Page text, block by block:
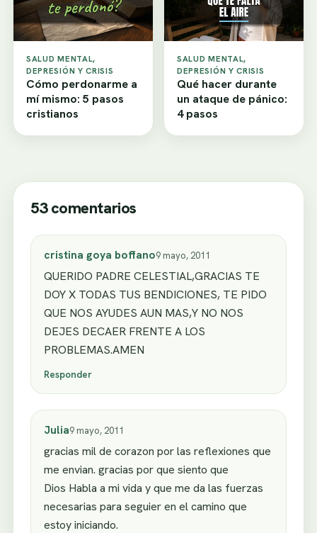
SALUD MENTAL,
DEPRESIÓN Y CRISIS
Cómo perdonarme a
mí mismo: 5 pasos
cristianos
SALUD MENTAL,
DEPRESIÓN Y CRISIS
Qué hacer durante
un ataque de pánico:
4 pasos
53 comentarios
cristina goya boffano9 mayo, 2011
QUERIDO PADRE CELESTIAL,GRACIAS TE
DOY X TODAS TUS BENDICIONES, TE PIDO
QUE NOS AYUDES AUN MAS,Y NO NOS
DEJES DECAER FRENTE A LOS
PROBLEMAS.AMEN
Responder
Julia9 mayo, 2011
gracias mil de corazon por las reflexiones que
me envian. gracias por que siento que
Dios Habla a mi vida y que me da las fuerzas
necesarias para seguier en el camino que
estoy iniciando.